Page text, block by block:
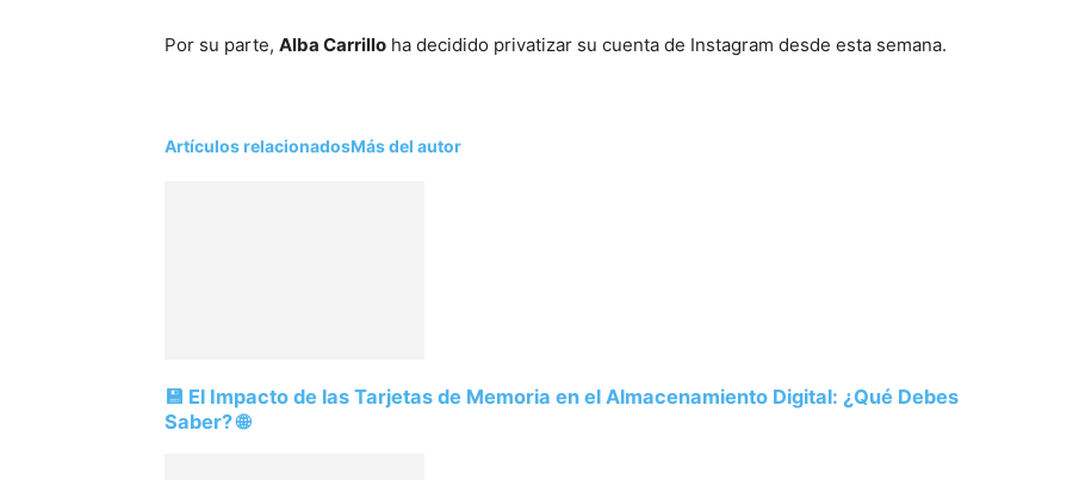
Por su parte, Alba Carrillo ha decidido privatizar su cuenta de Instagram desde esta semana.
Artículos relacionadosMás del autor
💾 El Impacto de las Tarjetas de Memoria en el Almacenamiento Digital: ¿Qué Debes
Saber? 🌐